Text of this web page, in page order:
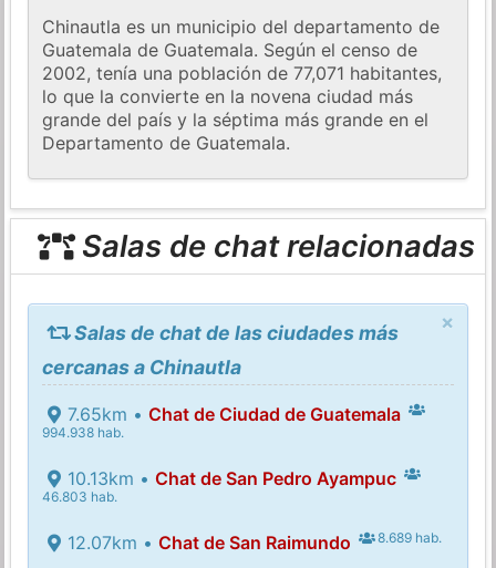
Chinautla es un municipio del departamento de
Guatemala de Guatemala. Según el censo de
2002, tenía una población de 77,071 habitantes,
lo que la convierte en la novena ciudad más
grande del país y la séptima más grande en el
Departamento de Guatemala.
Salas de chat relacionadas
×
Salas de chat de las ciudades más
cercanas a Chinautla
7.65km • Chat de Ciudad de Guatemala
994.938 hab.
10.13km • Chat de San Pedro Ayampuc
46.803 hab.
12.07km • Chat de San Raimundo 8.689 hab.